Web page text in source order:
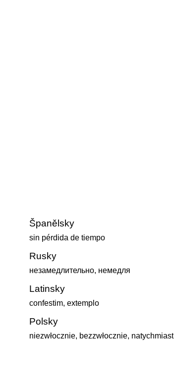
Španělsky
sin pérdida de tiempo
Rusky
незамедлительно, немедля
Latinsky
confestim, extemplo
Polsky
niezwłocznie, bezzwłocznie, natychmiast